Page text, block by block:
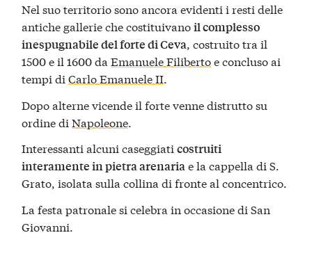
Nel suo territorio sono ancora evidenti i resti delle
antiche gallerie che costituivanoil complesso
inespugnabile del forte di Ceva, costruito tra il
1500 e il 1600 daEmanuele Filibertoe concluso ai
tempi diCarlo Emanuele II.
Dopo alterne vicende il forte venne distrutto su
ordine diNapoleone.
Interessanti alcuni caseggiaticostruiti
interamente in pietra arenariae la cappella di S.
Grato, isolata sulla collina di fronte al concentrico.
La festa patronale si celebra in occasione di San
Giovanni.